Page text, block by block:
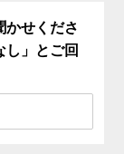
かせくださ
し」とご回